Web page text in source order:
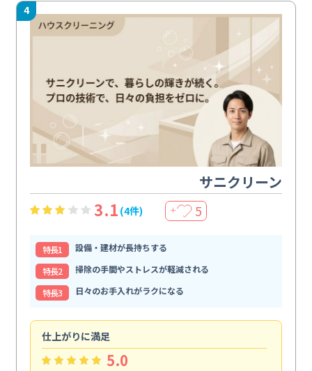
4
サニクリーン
3.1 (4件) ＋ 5
特⻑1
設備・建材が長持ちする
特⻑2
掃除の手間やストレスが軽減される
特⻑3
日々のお手入れがラクになる
仕上がりに満足
5.0